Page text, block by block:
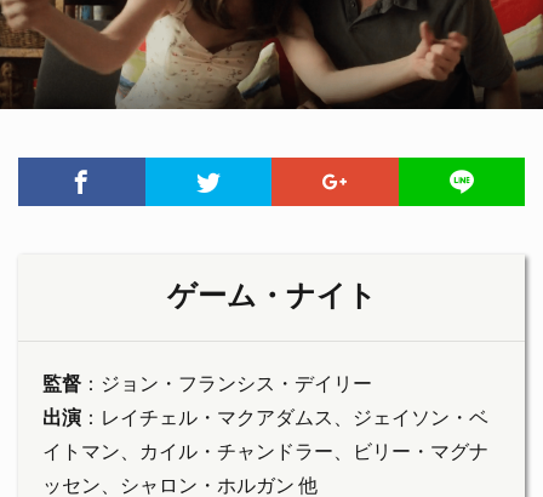
ゲーム・ナイト
監督 ：ジョン・フランシス・デイリー
出演 ：レイチェル・マクアダムス、ジェイソン・ベ
イトマン、カイル・チャンドラー、ビリー・マグナ
ッセン、シャロン・ホルガン 他